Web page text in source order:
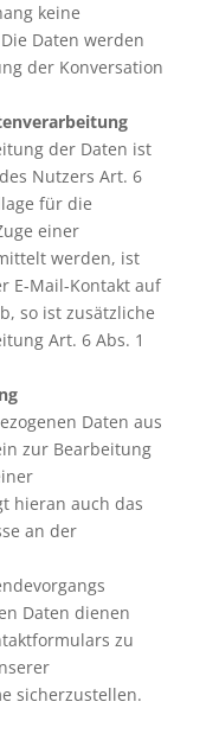
keine
Daten werden
der Konversation
der Daten ist
Nutzers Art. 6
für die
einer
werden, ist
E-Mail-Kontakt auf
so ist zusätzliche
Art. 6 Abs. 1
Daten aus
zur Bearbeitung
hieran auch das
an der
Daten dienen
zu
sicherzustellen.